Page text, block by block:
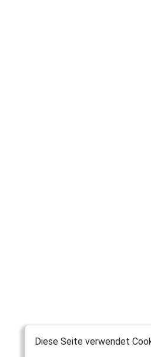
Diese Seite verwendet